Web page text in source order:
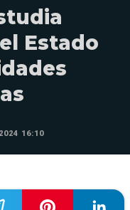
Estado
16:10